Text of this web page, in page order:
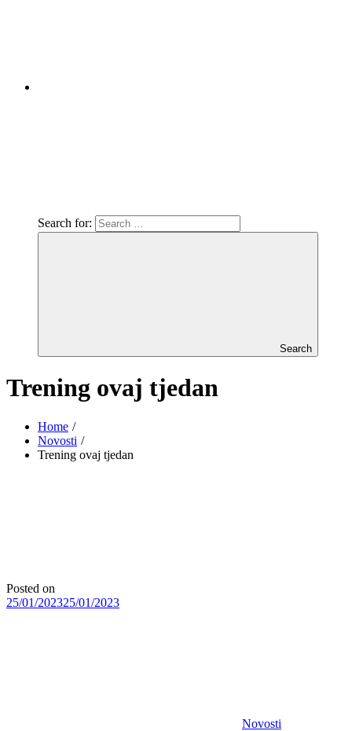
Search for:
Search
Trening ovaj tjedan
Home
Novosti
Trening ovaj tjedan
Posted on
25/01/202325/01/2023
Novosti